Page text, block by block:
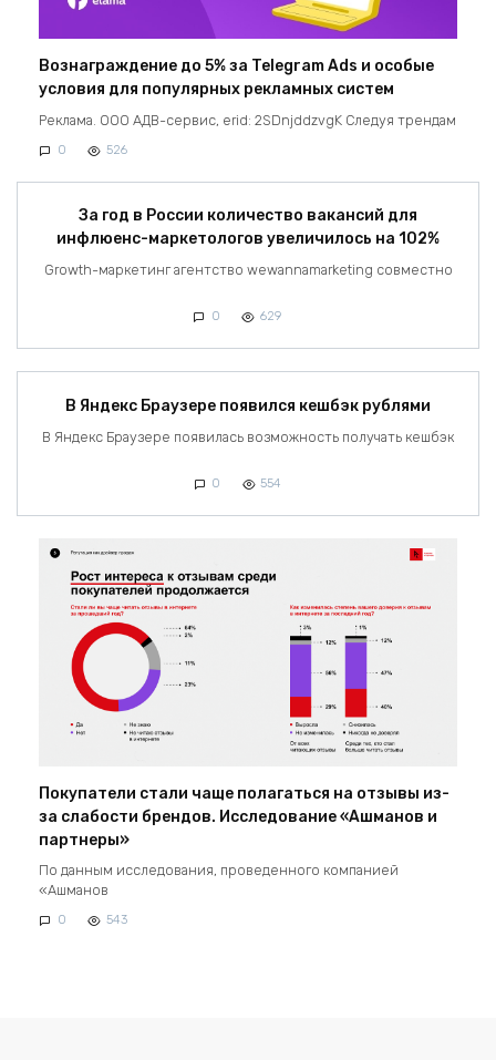
Вознаграждение до 5% за Telegram Ads и особые
условия для популярных рекламных систем
Реклама. ООО АДВ-сервис, erid: 2SDnjddzvgK Следуя трендам
0 526
За год в России количество вакансий для
инфлюенс-маркетологов увеличилось на 102%
Growth-маркетинг агентство wewannamarketing совместно
0 629
В Яндекс Браузере появился кешбэк рублями
В Яндекс Браузере появилась возможность получать кешбэк
0 554
Покупатели стали чаще полагаться на отзывы из-
за слабости брендов. Исследование «Ашманов и
партнеры»
По данным исследования, проведенного компанией
«Ашманов
0 543